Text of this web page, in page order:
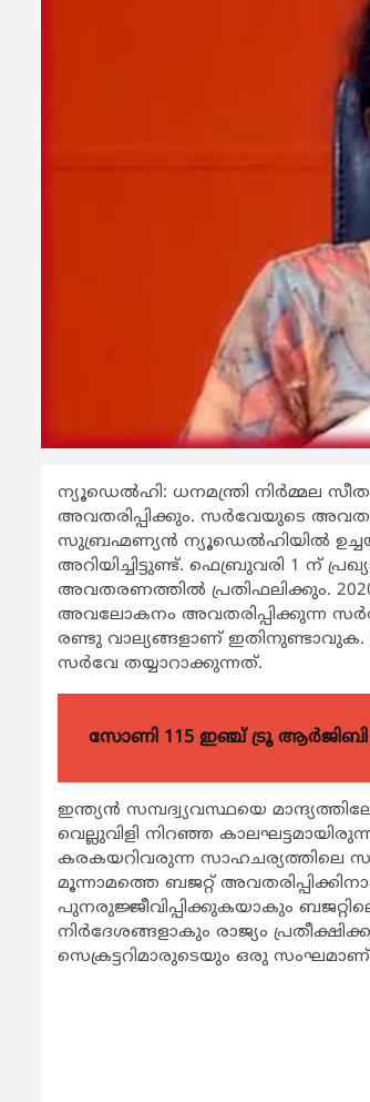
ന്യൂഡെല്‍ഹി: ധനമന്ത്രി നിര്‍മ്മല
അവതരിപ്പിക്കും. സര്‍വേയുടെ
സുബ്രഹ്മണ്യന്‍ ന്യൂഡെല്‍ഹിയില്‍
അറിയിച്ചിട്ടുണ്ട്. ഫെബ്രുവരി 1 ന്
അവതരണത്തില്‍ പ്രതിഫലിക്കും.
അവലോകനം അവതരിപ്പിക്കുന്ന
രണ്ടു വാല്യങ്ങളാണ് ഇതിനുണ്ടാവുക.
സര്‍വേ തയ്യാറാക്കുന്നത്.
സോണി 115 ഇഞ്ച് ട്രൂ ആർജിബി
ഇന്ത്യന്‍ സമ്പദ്വ്യവസ്ഥയെ
വെല്ലുവിളി നിറഞ്ഞ
കരകയറിവരുന്ന സാഹചര്യത്തിലെ
മൂന്നാമത്തെ ബജറ്റ്
പുനരുജ്ജീവിപ്പിക്കുകയാകും
നിര്‍ദേശങ്ങളാകും രാജ്യം
സെക്രട്ടറിമാരുടെയും ഒരു